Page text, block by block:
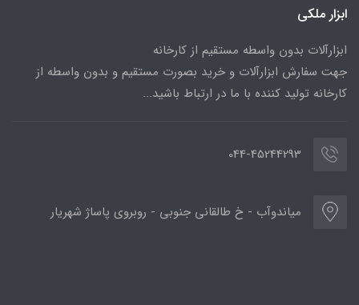
ابزار ملکی
ابزارآلات بدون واسطه مستقیم از کارخانه
جهت سفارش ابزارآلات و خرید بصورت مستقیم و بدون واسطه از
کارخانه تولید کننده با ما در ارتباط باشید...
044-45244293
میاندوآب - خ طالقانی جنوبی - روبروی پاساژ شهریار